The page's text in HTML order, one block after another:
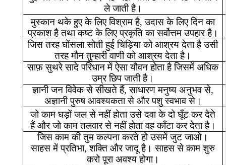
ले जाती है।
मुस्कान थके हुए के लिए विश्राम है,उदास के लिए दिन का
प्रकाश है तथा कष्ट के लिए प्रकृति का सर्वोत्तम उपहार है।
जिस तरह घोंसला सोती हुई चिड़िया को आश्रय देता है उसी
तरह मौन तुम्हारी वाणी को आश्रय देता है।
साफ़ सुथरे सादे परिधान में ऐसा यौवन होता है जिसमें अधिक
उम्र छिप जाती है।
ज्ञानी जन विवेक से सीखते हैं,साधारण मनुष्य अनुभव से,
अज्ञानी पुरुष आवश्यकता से और पशु स्वभाव से।
जो काम घड़ों जल से नहीं होता उसे दवा के दो घूँट कर देते
हैं और जो काम तलवार से नहीं होता वह काँटा कर देता है।
जिस काम की तुम कल्पना करते हो उसमें जुट जाओ।
साहस में प्रतिभा,शक्ति और जादू है। साहस से काम शुरु
करो पूरा अवश्य होगा।